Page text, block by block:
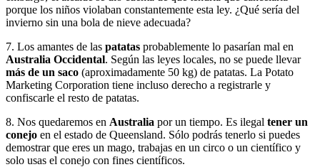
porque los niños violaban constantemente esta ley. ¿Qué sería del
invierno sin una bola de nieve adecuada?
7. Los amantes de las patatas probablemente lo pasarían mal en
Australia Occidental. Según las leyes locales, no se puede llevar
más de un saco (aproximadamente 50 kg) de patatas. La Potato
Marketing Corporation tiene incluso derecho a registrarle y
confiscarle el resto de patatas.
8. Nos quedaremos en Australia por un tiempo. Es ilegal tener un
conejo en el estado de Queensland. Sólo podrás tenerlo si puedes
demostrar que eres un mago, trabajas en un circo o un científico y
solo usas el conejo con fines científicos.